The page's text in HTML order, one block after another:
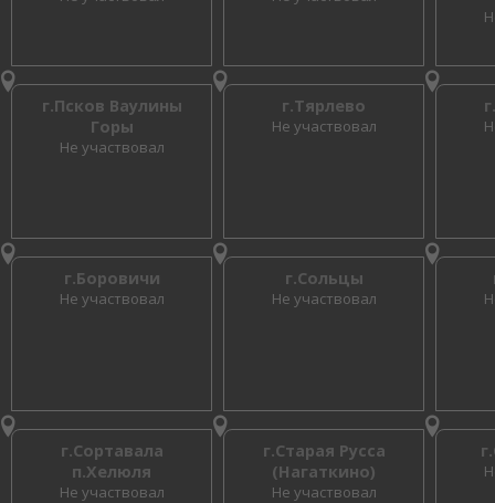
г.Псков Ваулины
Горы
Не участвовал
г.Тярлево
Не участвовал
г.Боровичи
Не участвовал
г.Сольцы
Не участвовал
г.Сортавала
п.Хелюля
Не участвовал
г.Старая Русса
(Нагаткино)
Не участвовал